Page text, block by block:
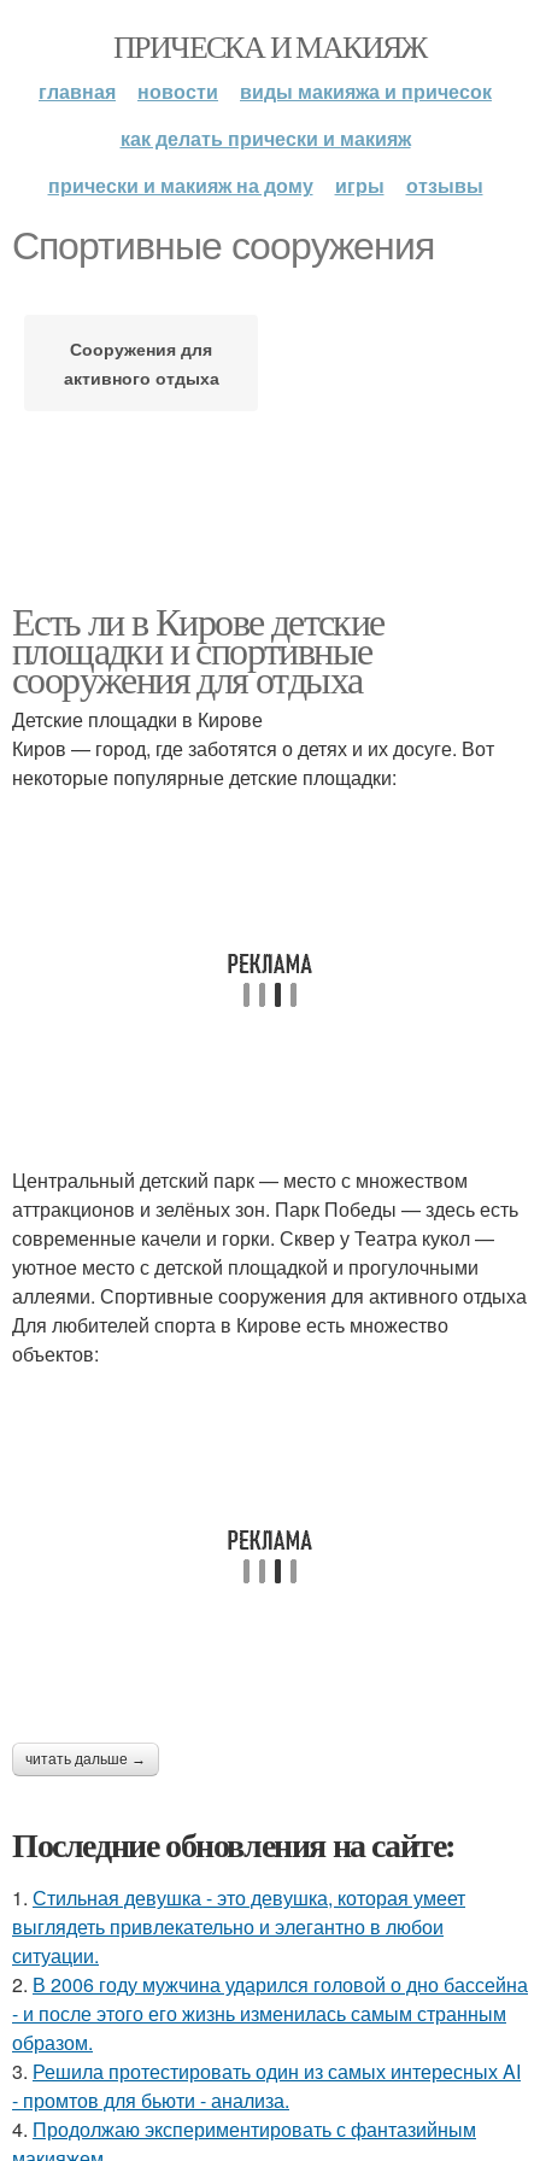
ПРИЧЕСКА И МАКИЯЖ
главная новости
виды макияжа и причесок
как делать прически и макияж
прически и макияж на дому
игры отзывы
Спортивные сооружения
Сооружения для
активного отдыха
Есть ли в Кирове детские
площадки и спортивные
сооружения для отдыха
Детские площадки в Кирове
Киров — город, где заботятся о детях и их досуге. Вот
некоторые популярные детские площадки:
Центральный детский парк — место с множеством
аттракционов и зелёных зон. Парк Победы — здесь есть
современные качели и горки. Сквер у Театра кукол —
уютное место с детской площадкой и прогулочными
аллеями. Спортивные сооружения для активного отдыха
Для любителей спорта в Кирове есть множество
объектов:
читать дальше →
Последние обновления на сайте:
1. Стильная девушка - это девушка, которая умеет
выглядеть привлекательно и элегантно в любои
ситуации.
2. В 2006 году мужчина ударился головой о дно бассейна
- и после этого его жизнь изменилась самым странным
образом.
3. Решила протестировать один из самых интересных AI
- промтов для бьюти - анализа.
4. Продолжаю экспериментировать с фантазийным